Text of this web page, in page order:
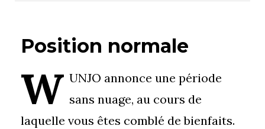
Position normale
W UNJO annonce une période
sans nuage, au cours de
laquelle vous êtes comblé de bienfaits.